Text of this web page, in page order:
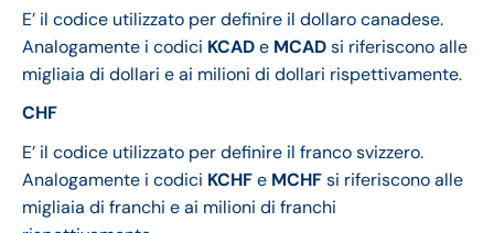
E’ il codice utilizzato per definire il dollaro canadese.
Analogamente i codici KCADe MCADsi riferiscono alle
migliaia di dollari e ai milioni di dollari rispettivamente.
CHF
E’ il codice utilizzato per definire il franco svizzero.
Analogamente i codici KCHFe MCHFsi riferiscono alle
migliaia di franchi e ai milioni di franchi